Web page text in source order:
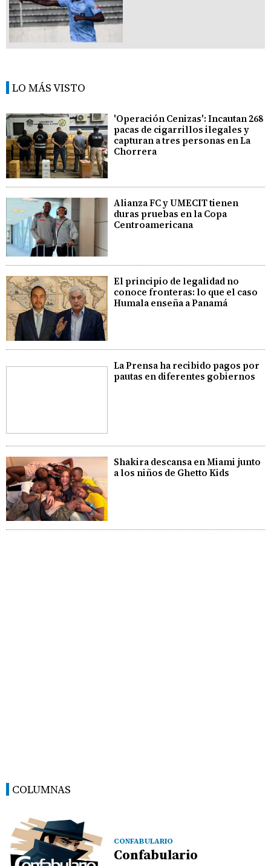
LO MÁS VISTO
'Operación Cenizas': Incautan 268
pacas de cigarrillos ilegales y
capturan a tres personas en La
Chorrera
Alianza FC y UMECIT tienen
duras pruebas en la Copa
Centroamericana
El principio de legalidad no
conoce fronteras: lo que el caso
Humala enseña a Panamá
La Prensa ha recibido pagos por
pautas en diferentes gobiernos
Shakira descansa en Miami junto
a los niños de Ghetto Kids
COLUMNAS
CONFABULARIO
Confabulario